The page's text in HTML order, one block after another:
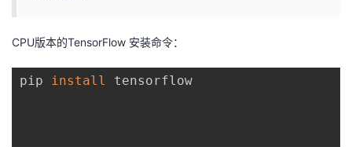
CPU版本的TensorFlow 安装命令：
pip install tensorflow